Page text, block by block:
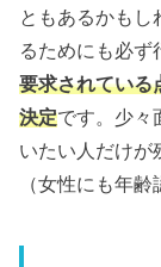
ともあるかも
るためにも必ず
要求されている
決定です。少々
いたい人だけが
（女性にも年